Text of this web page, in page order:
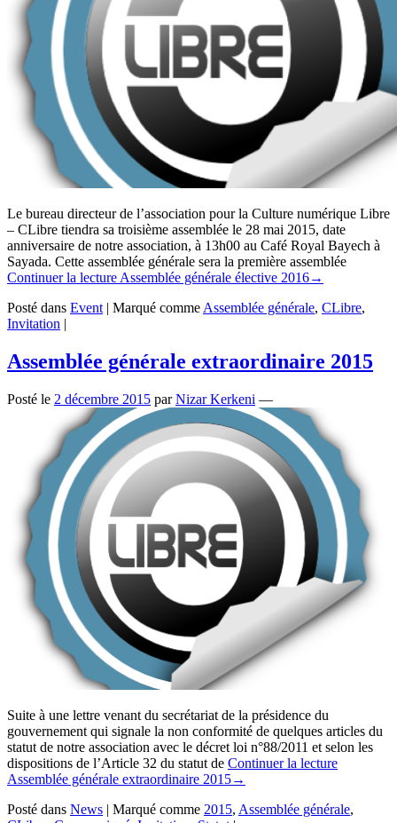
Le bureau directeur de l’association pour la Culture numérique Libre
– CLibre tiendra sa troisième assemblée le 28 mai 2015, date
anniversaire de notre association, à 13h00 au Café Royal Bayech à
Sayada. Cette assemblée générale sera la première assemblée
Continuer la lecture Assemblée générale élective 2016→
Posté dans Event | Marqué comme Assemblée générale, CLibre,
Invitation |
Assemblée générale extraordinaire 2015
Posté le 2 décembre 2015 parNizar Kerkeni —
Suite à une lettre venant du secrétariat de la présidence du
gouvernement qui signale la non conformité de quelques articles du
statut de notre association avec le décret loi n°88/2011 et selon les
dispositions de l’Article 32 du statut de Continuer la lecture
Assemblée générale extraordinaire 2015→
Posté dans News | Marqué comme 2015, Assemblée générale,